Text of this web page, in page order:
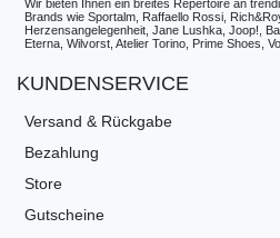
Wir bieten Ihnen ein breites Repertoire an
Brands wie Sportalm, Raffaello Rossi,
Herzensangelegenheit, Jane Lushka, Joop!,
Eterna, Wilvorst, Atelier Torino, Prime Shoes,
KUNDENSERVICE
Versand & Rückgabe
Bezahlung
Store
Gutscheine